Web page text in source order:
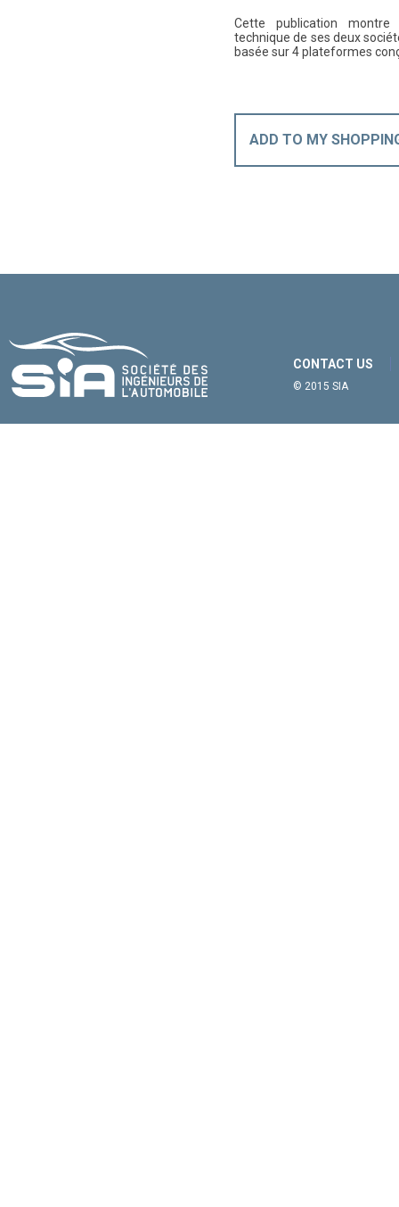
Cette publication montre
technique de ses deux
basée sur 4 plateformes
ADD TO MY
CONTACT US
© 2015 SIA